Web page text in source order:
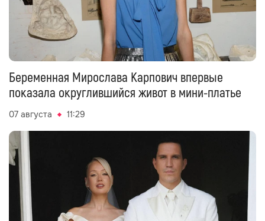
Беременная Мирослава Карпович впервые
показала округлившийся живот в мини-платье
07 августа 11:29